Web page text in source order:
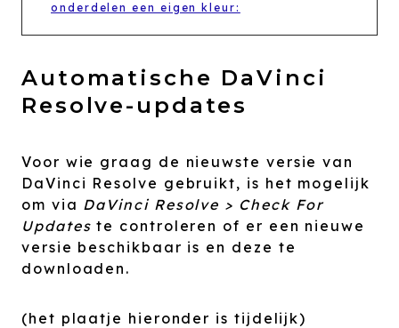
onderdelen een eigen kleur:
Automatische DaVinci
Resolve-updates
Voor wie graag de nieuwste versie van
DaVinci Resolve gebruikt, is het mogelijk
om via DaVinci Resolve > Check For
Updateste controleren of er een nieuwe
versie beschikbaar is en deze te
downloaden.
(het plaatje hieronder is tijdelijk)